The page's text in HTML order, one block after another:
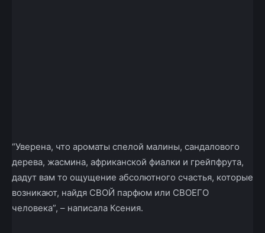
“Уверена, что ароматы спелой малины, сандалового
дерева, жасмина, африканской фиалки и грейпфрута,
дадут вам то ощущение абсолютного счастья, которые
возникают, найдя СВОЙ парфюм или СВОЕГО
человека”, – написала Ксения.